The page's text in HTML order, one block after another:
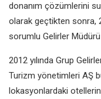
donanım çözümlerini
olarak geçtikten sonra,
sorumlu Gelirler
2012 yılında Grup
Turizm yönetimleri AŞ
lokasyonlardaki